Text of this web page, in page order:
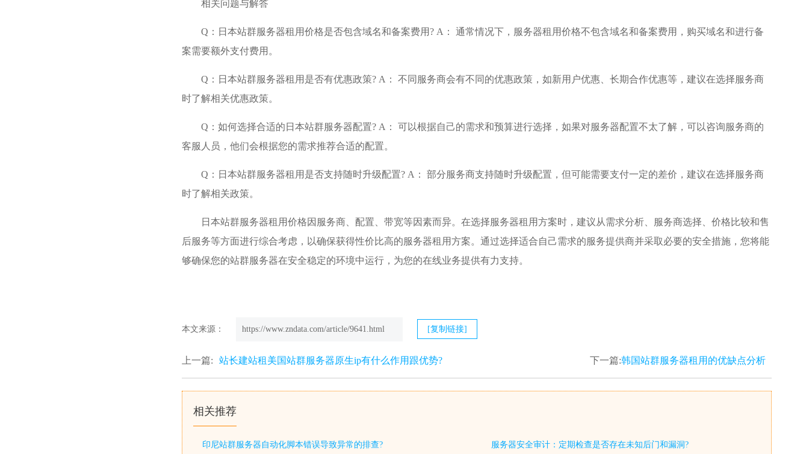
相关问题与解答
Q：日本站群服务器租用价格是否包含域名和备案费用? A： 通常情况下，服务器租用价格不包含域名和备案费用，购买域名和进行备
案需要额外支付费用。
Q：日本站群服务器租用是否有优惠政策? A： 不同服务商会有不同的优惠政策，如新用户优惠、长期合作优惠等，建议在选择服务商
时了解相关优惠政策。
Q：如何选择合适的日本站群服务器配置? A： 可以根据自己的需求和预算进行选择，如果对服务器配置不太了解，可以咨询服务商的
客服人员，他们会根据您的需求推荐合适的配置。
Q：日本站群服务器租用是否支持随时升级配置? A： 部分服务商支持随时升级配置，但可能需要支付一定的差价，建议在选择服务商
时了解相关政策。
日本站群服务器租用价格因服务商、配置、带宽等因素而异。在选择服务器租用方案时，建议从需求分析、服务商选择、价格比较和售
后服务等方面进行综合考虑，以确保获得性价比高的服务器租用方案。通过选择适合自己需求的服务提供商并采取必要的安全措施，您将能
够确保您的站群服务器在安全稳定的环境中运行，为您的在线业务提供有力支持。
本文来源： https://www.zndata.com/article/9641.html [复制链接]
上一篇: 站长建站租美国站群服务器原生ip有什么作用跟优势? 下一篇:韩国站群服务器租用的优缺点分析
相关推荐
印尼站群服务器自动化脚本错误导致异常的排查? 服务器安全审计：定期检查是否存在未知后门和漏洞?